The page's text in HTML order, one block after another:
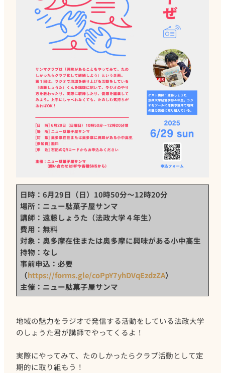
日時：6月29日（日）10時50分～12時20分
場所：ニュー駄菓子屋サンマ
講師：遠藤しょうた（法政大学４年生）
費用：無料
対象：奥多摩在住または奥多摩に興味がある小中高生
持物：なし
事前申込：必要
（https://forms.gle/coPpY7yhDVqEzdzZA）
主催：ニュー駄菓子屋サンマ
地域の魅力をラジオで発信する活動をしている法政大学
のしょうた君が講師でやってくるよ！
実際にやってみて、たのしかったらクラブ活動として定
期的に取り組もう！